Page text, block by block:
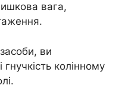
вага,
ви
гнучкість колінному